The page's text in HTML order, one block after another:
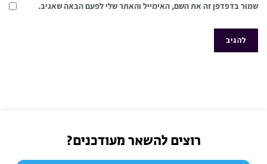
שמור בדפדפן זה את השם, האימייל והאתר שלי לפעם הבאה שאגיב.
רוצים להשאר מעודכנים?